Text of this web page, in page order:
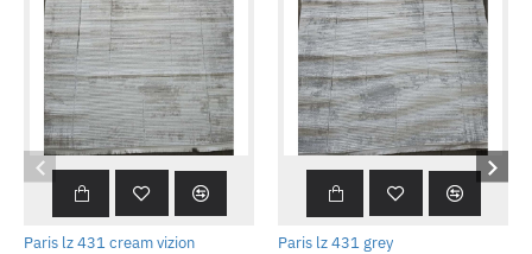
Paris lz 431 cream vizion Paris lz 431 grey